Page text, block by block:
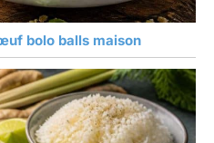
bolo balls maison